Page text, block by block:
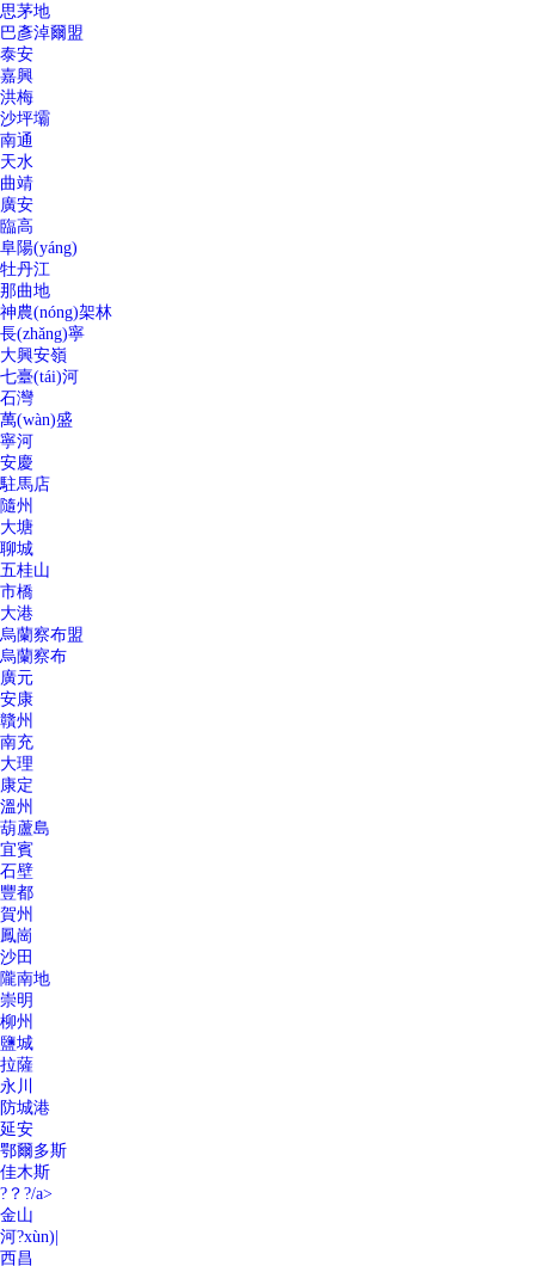
思茅地
巴彥淖爾盟
泰安
嘉興
洪梅
沙坪壩
南通
天水
曲靖
廣安
臨高
阜陽(yáng)
牡丹江
那曲地
神農(nóng)架林
長(zhǎng)寧
大興安嶺
七臺(tái)河
石灣
萬(wàn)盛
寧河
安慶
駐馬店
隨州
大塘
聊城
五桂山
市橋
大港
烏蘭察布盟
烏蘭察布
廣元
安康
贛州
南充
大理
康定
溫州
葫蘆島
宜賓
石壁
豐都
賀州
鳳崗
沙田
隴南地
崇明
柳州
鹽城
拉薩
永川
防城港
延安
鄂爾多斯
佳木斯
?？?/a>
金山
河?xùn)|
西昌